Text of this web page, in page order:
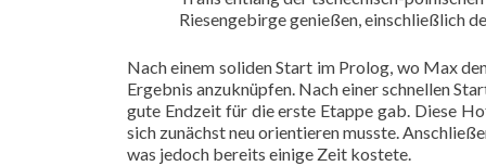
Riesengebirge genießen, einschließlich
Nach einem soliden Start im Prolog, wo Max
Ergebnis anzuknüpfen. Nach einer schnellen
gute Endzeit für die erste Etappe gab. Diese
sich zunächst neu orientieren musste.
was jedoch bereits einige Zeit kostete.